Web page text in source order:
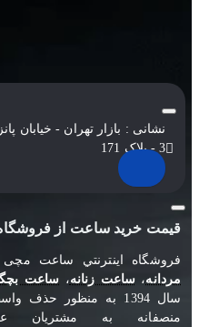
نشانی : بازار تهران - خیابان
3 - پلاک 171
قیمت خرید ساعت از فروشگاه
فروشگاه اينترنتي ساعت مچی
مردانه،ساعت زنانه، ساعت
سال 1394 به منظور
منصفانه به مشتريان